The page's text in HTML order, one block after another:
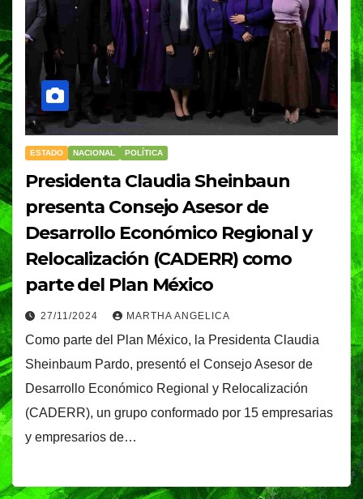
ESTADO NACIONAL POLÍTICA
Presidenta Claudia Sheinbaun
presenta Consejo Asesor de
Desarrollo Económico Regional y
Relocalización (CADERR) como
parte del Plan México
27/11/2024 MARTHA ANGELICA
Como parte del Plan México, la Presidenta Claudia
Sheinbaum Pardo, presentó el Consejo Asesor de
Desarrollo Económico Regional y Relocalización
(CADERR), un grupo conformado por 15 empresarias
y empresarios de…